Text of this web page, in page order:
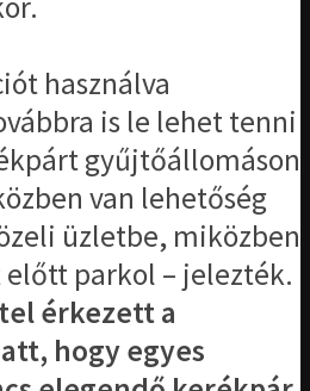
használva
is le lehet tenni
gyűjtőállomáson
van lehetőség
üzletbe, miközben
parkol – jelezték.
érkezett a
hogy egyes